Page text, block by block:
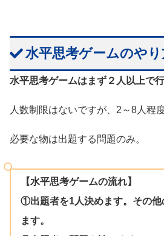
水平思考ゲームのや
水平思考ゲームはまず２人以上で行
人数制限はないですが、2～8人程
必要な物は出題する問題のみ。
【水平思考ゲームの流れ】
①出題者を1人決めます。その他
ます。